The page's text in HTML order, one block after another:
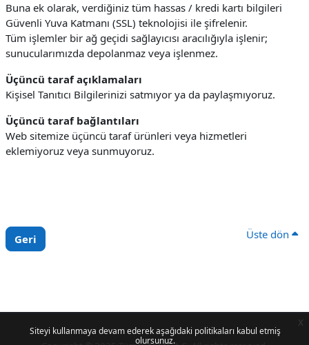
Siteyi kullanmaya devam ederek aşağıdaki politikaları kabul etmiş
olursunuz.
x
Buna ek olarak, verdiğiniz tüm hassas / kredi kartı bilgileri
Güvenli Yuva Katmanı (SSL) teknolojisi ile şifrelenir.
Tüm işlemler bir ağ geçidi sağlayıcısı aracılığıyla işlenir;
sunucularımızda depolanmaz veya işlenmez.
Üçüncü taraf açıklamaları
Kişisel Tanıtıcı Bilgilerinizi satmıyor ya da paylaşmıyoruz.
Üçüncü taraf bağlantıları
Web sitemize üçüncü taraf ürünleri veya hizmetleri
eklemiyoruz veya sunmuyoruz.
Geri Üste dön